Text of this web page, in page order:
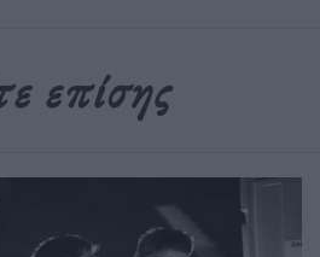
επίσης